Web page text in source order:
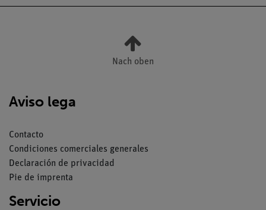
Nach oben
Aviso lega
Contacto
Condiciones comerciales generales
Declaración de privacidad
Pie de imprenta
Servicio